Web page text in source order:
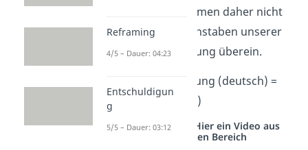
Englischen
und stimmen daher nicht
mit den Anfangsbuchstaben unserer
deutschen Übersetzung überein.
Wahrnehmung (deutsch) =
erception (englisch)
Studyflix vernetzt: Hier ein Video aus
einem anderen Bereich
Reframing
4/5 – Dauer: 04:23
Entschuldigun
g
5/5 – Dauer: 03:12